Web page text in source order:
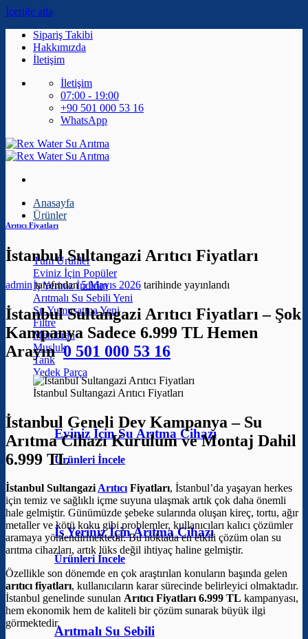
İçeriğe atla
Sipariş Takibi
Hakkımızda
İletişim
İletişim
07:00 - 19:00
+90 501 000 53 16
WhatsApp
Anasayfa
Ürünler
Tüm Ürünler
Eviniz İçin
İş Yeriniz
Arıtmalı Su Sebili
Su Yumuşatma
Filtre
Membran
Musluk
Tank
Yedek Parça
Eviniz İçin Su Arıtma Cihazı
Ürünleri İncele
İş Yeriniz İçin Arıtma Cihazı
Ürünleri İncele
Arıtmalı Su Sebili
Arıtıcı Fiyatları
İstanbul Sultangazi Arıtıcı Fiyatları
admintarafından 5 Mayıs 2026 tarihinde yayınlandı
İstanbul Sultangazi Arıtıcı Fiyatları – Şok
Kampanya Sadece 6.999 TL Hemen
Arayın0 501 000 53 16
İstanbul Sultangazi Arıtıcı Fiyatları
İstanbul Geneli Dev Kampanya – Su
Arıtma Cihazı Kurulum ve Montaj Dahil
6.999 TL
İstanbul SultangaziArıtıcıFiyatları, İstanbul’da yaşayan herkes
için temiz ve sağlıklı içme suyuna ulaşmak artık çok daha önemli
hale gelmiştir. Günümüzde şebeke sularında oluşan kireç, tortu, ağır
metaller ve kötü koku gibi problemler, kullanıcıları kalıcı çözümler
aramaya yönlendirmektedir. Bu noktada en etkili çözüm olan su
arıtma cihazları, artık lüks değil ihtiyaç haline gelmiştir.
Özellikle son dönemde en çok araştırılan konuların başında gelen
arıtıcı fiyatları, kullanıcıların karar sürecinde belirleyici olmaktadır.
İstanbul genelinde sunulan Arıtıcı Fiyatları 6.999 TL kampanyası,
hem ekonomik hem de kaliteli bir çözüm sunarak büyük ilgi
görmektedir.